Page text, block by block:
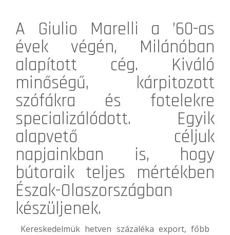
A Giulio Marelli a ’60-as
évek végén, Milánóban
alapított cég. Kiváló
minőségű, kárpitozott
szófákra és fotelekre
specializálódott. Egyik
alapvető céljuk
napjainkban is, hogy
bútoraik teljes mértékben
Észak-Olaszországban
készüljenek.
Kereskedelmük hetven százaléka export, főbb